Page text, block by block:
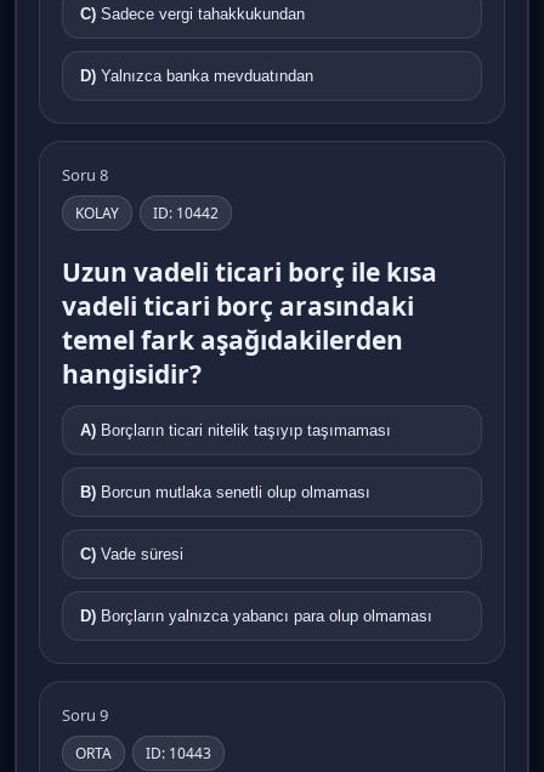
C) Sadece vergi tahakkukundan
D) Yalnızca banka mevduatından
Soru 8
KOLAY ID: 10442
Uzun vadeli ticari borç ile kısa
vadeli ticari borç arasındaki
temel fark aşağıdakilerden
hangisidir?
A) Borçların ticari nitelik taşıyıp taşımaması
B) Borcun mutlaka senetli olup olmaması
C) Vade süresi
D) Borçların yalnızca yabancı para olup olmaması
Soru 9
ORTA ID: 10443